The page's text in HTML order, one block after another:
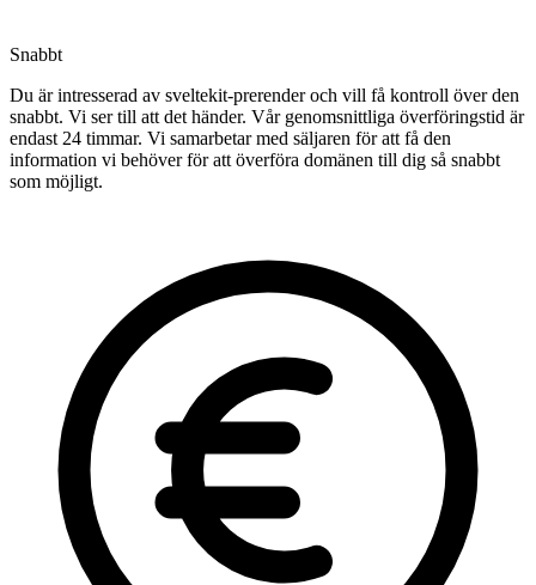
Snabbt
Du är intresserad av sveltekit-prerender och vill få kontroll över den
snabbt. Vi ser till att det händer. Vår genomsnittliga överföringstid är
endast 24 timmar. Vi samarbetar med säljaren för att få den
information vi behöver för att överföra domänen till dig så snabbt
som möjligt.